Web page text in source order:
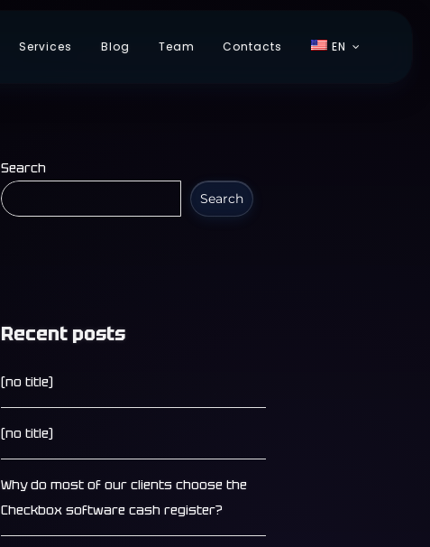
Services Blog Team Contacts EN
Search
Search
Recent posts
(no title)
(no title)
Why do most of our clients choose the
Checkbox software cash register?